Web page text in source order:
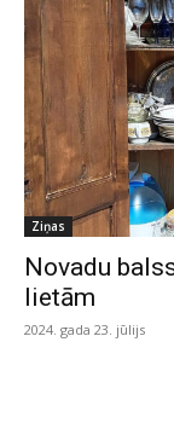
Ziņas
Novadu
lietām
2024. gada 23. jūlijs